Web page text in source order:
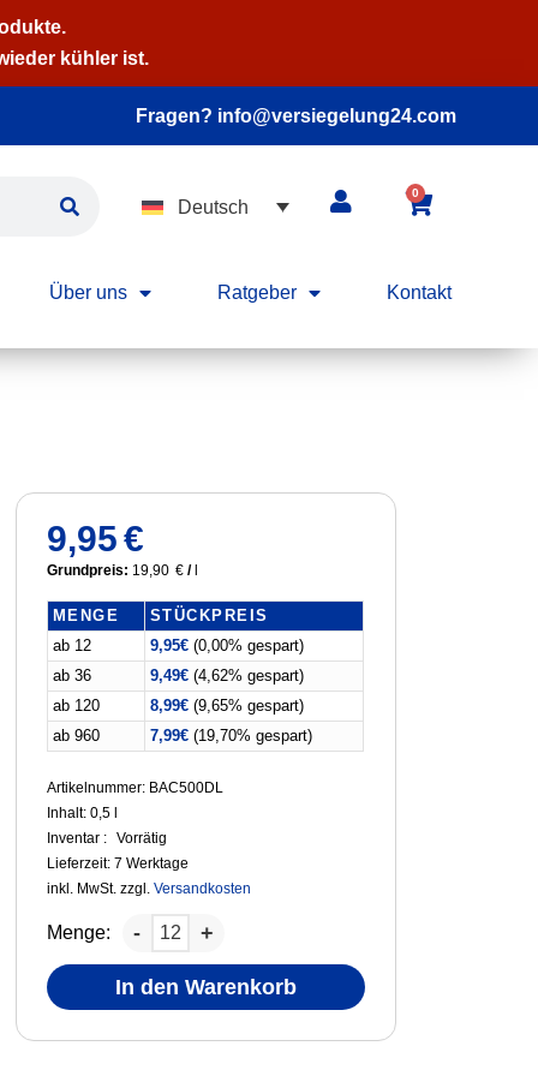
kühler ist.
Fragen? info@versiegelung24.com
Deutsch
0
Über uns Ratgeber Kontakt
9,95€
Grundpreis: 19,90 €/l
MENGE
STÜCKPREIS
ab 12
9,95€(0,00% gespart)
ab 36
9,49€(4,62% gespart)
ab 120
8,99€(9,65% gespart)
ab 960
7,99€(19,70% gespart)
Artikelnummer: BAC500DL
Inhalt: 0,5 l
Inventar : Vorrätig
Lieferzeit: 7 Werktage
inkl. MwSt. zzgl. Versandkosten
Menge:
In den Warenkorb